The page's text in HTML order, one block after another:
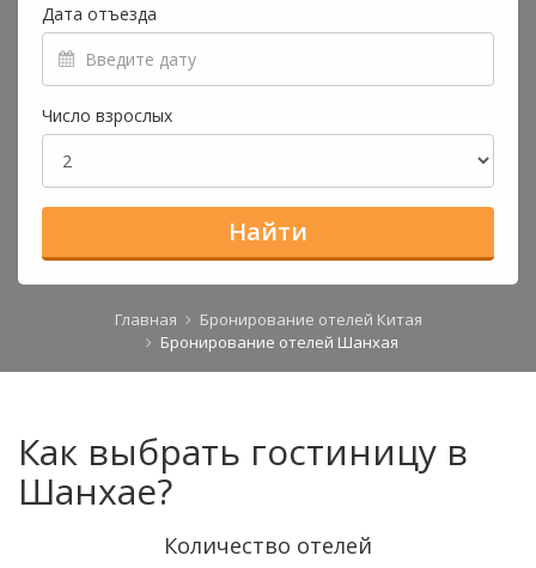
Дата отъезда
Число взрослых
Найти
Главная
Бронирование отелей Китая
Бронирование отелей Шанхая
Как выбрать гостиницу в
Шанхае?
Количество отелей